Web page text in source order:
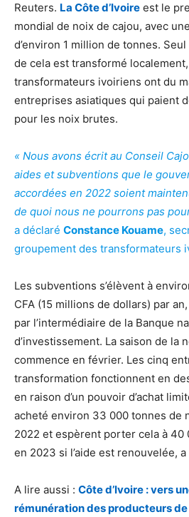
Reuters. La Côte d’Ivoire est le
mondial de noix de cajou, avec
d’environ 1 million de tonnes.
de cela est transformé
transformateurs ivoiriens ont du
entreprises asiatiques qui paient
pour les noix brutes.
« Nous avons écrit au Conseil
aides et subventions que le
accordées en 2022 soient
de quoi nous ne pourrons pas
a déclaré Constance Kouame,
groupement des transformateurs
Les subventions s’élèvent à
CFA (15 millions de dollars) par
par l’intermédiaire de la Banque
d’investissement. La saison de la
commence en février. Les cinq
transformation fonctionnent en
en raison d’un pouvoir d’achat
acheté environ 33 000 tonnes de
2022 et espèrent porter cela à 40
en 2023 si l’aide est renouvelée,
A lire aussi : Côte d’Ivoire : vers
rémunération des producteurs